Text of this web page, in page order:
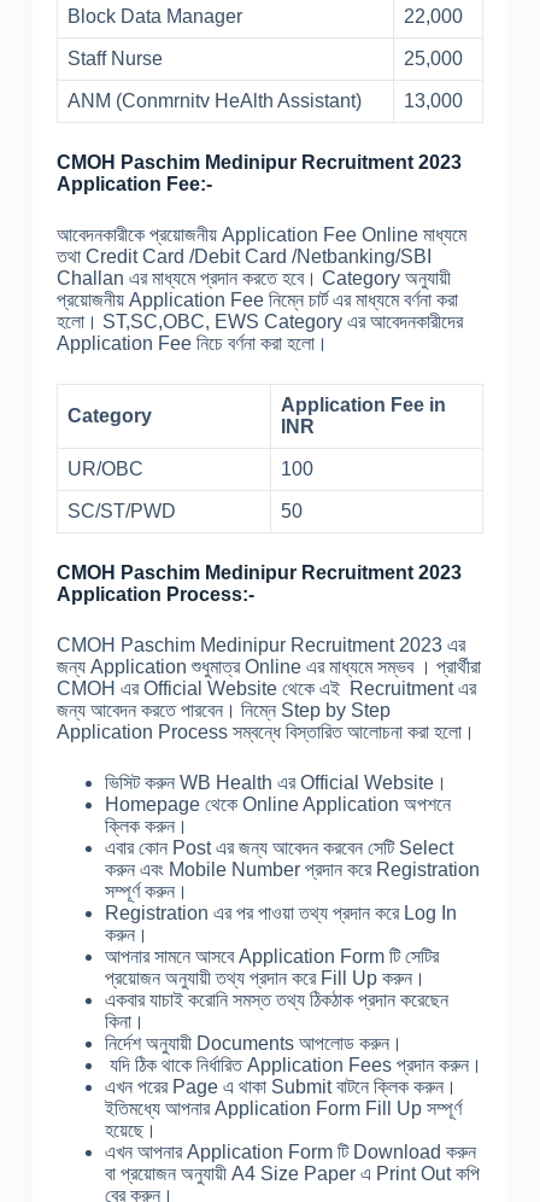
Block Data Manager 22,000
Staff Nurse 25,000
ANM (Conmrnitv HeAlth Assistant) 13,000
CMOH Paschim Medinipur Recruitment 2023
Application Fee:-
আবেদনকারীকে প্রয়োজনীয় Application Fee Online মাধ্যমে
তথা Credit Card /Debit Card /Netbanking/SBI
Challan এর মাধ্যমে প্রদান করতে হবে। Category অনুযায়ী
প্রয়োজনীয় Application Fee নিম্নে চার্ট এর মাধ্যমে বর্ণনা করা
হলো। ST,SC,OBC, EWS Category এর আবেদনকারীদের
Application Fee নিচে বর্ণনা করা হলো।
Category
Application Fee in
INR
UR/OBC 100
SC/ST/PWD 50
CMOH Paschim Medinipur Recruitment 2023
Application Process:-
CMOH Paschim Medinipur Recruitment 2023 এর
জন্য Application শুধুমাত্র Online এর মাধ্যমে সম্ভব । প্রার্থীরা
CMOH এর Official Website থেকে এই Recruitment এর
জন্য আবেদন করতে পারবেন। নিম্নে Step by Step
Application Process সম্বন্ধে বিস্তারিত আলোচনা করা হলো।
ভিসিট করুন WB Health এর Official Website।
Homepage থেকে Online Application অপশনে
ক্লিক করুন।
এবার কোন Post এর জন্য আবেদন করবেন সেটি Select
করুন এবং Mobile Number প্রদান করে Registration
সম্পূর্ণ করুন।
Registration এর পর পাওয়া তথ্য প্রদান করে Log In
করুন।
আপনার সামনে আসবে Application Form টি সেটির
প্রয়োজন অনুযায়ী তথ্য প্রদান করে Fill Up করুন।
একবার যাচাই করোনি সমস্ত তথ্য ঠিকঠাক প্রদান করেছেন
কিনা।
নির্দেশ অনুযায়ী Documents আপলোড করুন।
যদি ঠিক থাকে নির্ধারিত Application Fees প্রদান করুন।
এখন পরের Page এ থাকা Submit বাটনে ক্লিক করুন।
ইতিমধ্যে আপনার Application Form Fill Up সম্পূর্ণ
হয়েছে।
এখন আপনার Application Form টি Download করুন
বা প্রয়োজন অনুযায়ী A4 Size Paper এ Print Out কপি
বের করুন।